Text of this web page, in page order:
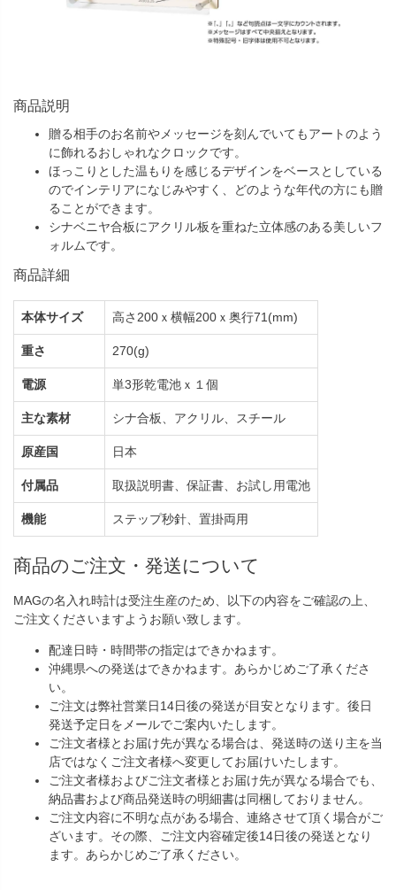
商品説明
贈る相手のお名前やメッセージを刻んでいてもアートのよう
に飾れるおしゃれなクロックです。
ほっこりとした温もりを感じるデザインをベースとしている
のでインテリアになじみやすく、どのような年代の方にも贈
ることができます。
シナベニヤ合板にアクリル板を重ねた立体感のある美しいフ
ォルムです。
商品詳細
本体サイズ 高さ200ｘ横幅200ｘ奥行71(mm)
重さ 270(g)
電源 単3形乾電池ｘ１個
主な素材 シナ合板、アクリル、スチール
原産国 日本
付属品 取扱説明書、保証書、お試し用電池
機能 ステップ秒針、置掛両用
商品のご注文・発送について
MAGの名入れ時計は受注生産のため、以下の内容をご確認の上、
ご注文くださいますようお願い致します。
配達日時・時間帯の指定はできかねます。
沖縄県への発送はできかねます。あらかじめご了承くださ
い。
ご注文は弊社営業日14日後の発送が目安となります。後日
発送予定日をメールでご案内いたします。
ご注文者様とお届け先が異なる場合は、発送時の送り主を当
店ではなくご注文者様へ変更してお届けいたします。
ご注文者様およびご注文者様とお届け先が異なる場合でも、
納品書および商品発送時の明細書は同梱しておりません。
ご注文内容に不明な点がある場合、連絡させて頂く場合がご
ざいます。その際、ご注文内容確定後14日後の発送となり
ます。あらかじめご了承ください。